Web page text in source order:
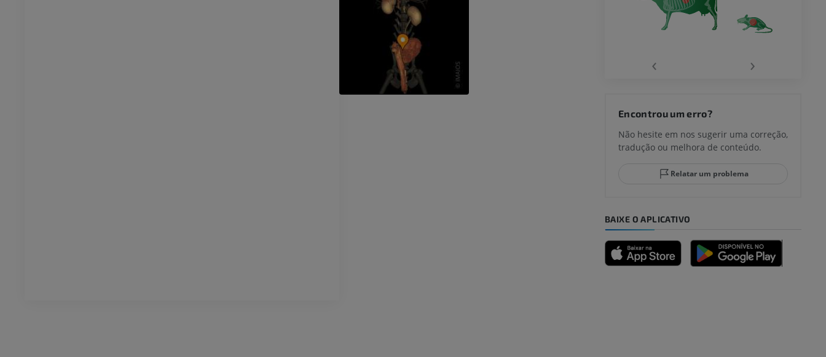
Horse - Finger and Hoof
Ilustrações
‹ ›
Encontrou um erro?
Não hesite em nos sugerir uma correção,
tradução ou melhora de conteúdo.
Relatar um problema
BAIXE O APLICATIVO